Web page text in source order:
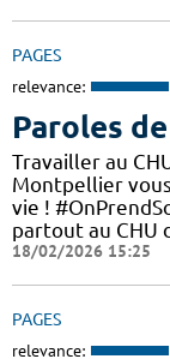
PAGES
relevance:
Paroles
Travailler au
Montpellier
vie !
partout au CHU
18/02/2026 15:25
PAGES
relevance: